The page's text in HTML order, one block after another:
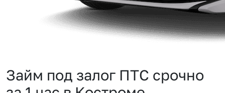
Займ под залог ПТС срочно